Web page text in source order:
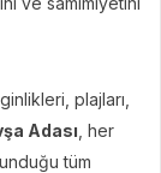
plajları,
Adası , her
tüm